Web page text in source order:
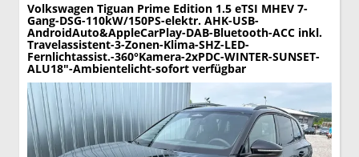
Volkswagen Tiguan Prime Edition 1.5 eTSI MHEV 7-
Gang-DSG-110kW/150PS-elektr. AHK-USB-
AndroidAuto&AppleCarPlay-DAB-Bluetooth-ACC inkl.
Travelassistent-3-Zonen-Klima-SHZ-LED-
Fernlichtassist.-360°Kamera-2xPDC-WINTER-SUNSET-
ALU18"-Ambientelicht-sofort verfügbar